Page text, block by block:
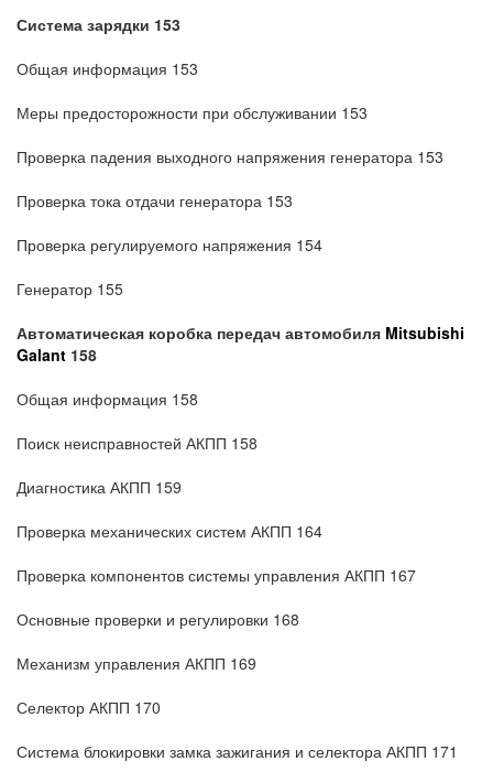
Система зарядки 153
Общая информация 153
Меры предосторожности при обслуживании 153
Проверка падения выходного напряжения генератора 153
Проверка тока отдачи генератора 153
Проверка регулируемого напряжения 154
Генератор 155
Автоматическая коробка передач автомобиля Mitsubishi
Galant 158
Общая информация 158
Поиск неисправностей АКПП 158
Диагностика АКПП 159
Проверка механических систем АКПП 164
Проверка компонентов системы управления АКПП 167
Основные проверки и регулировки 168
Механизм управления АКПП 169
Селектор АКПП 170
Система блокировки замка зажигания и селектора АКПП 171